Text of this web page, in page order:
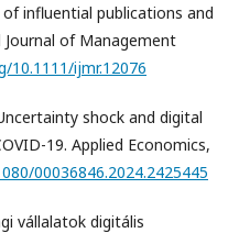
influential publications and
of Management
10.1111/ijmr.12076
shock and digital
19. Applied Economics,
00036846.2024.2425445
vállalatok digitális